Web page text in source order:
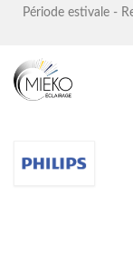
Période estivale -